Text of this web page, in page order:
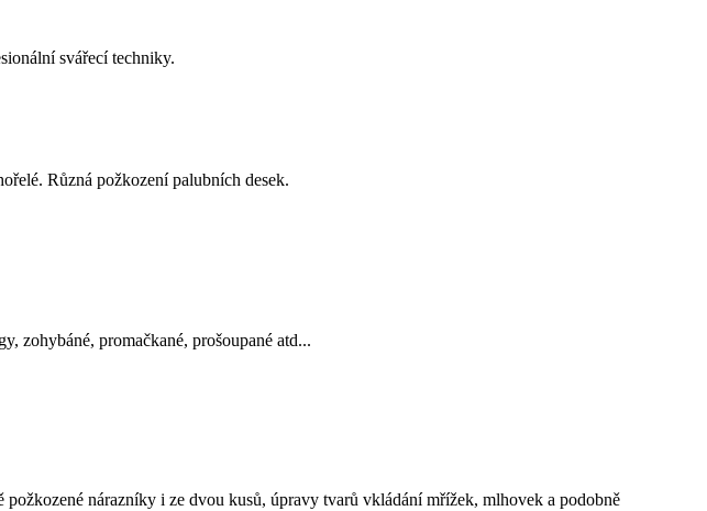
svářecí techniky.
Různá požkození palubních desek.
zohybáné, promačkané, prošoupané atd...
nárazníky i ze dvou kusů, úpravy tvarů vkládání mřížek, mlhovek a podobně